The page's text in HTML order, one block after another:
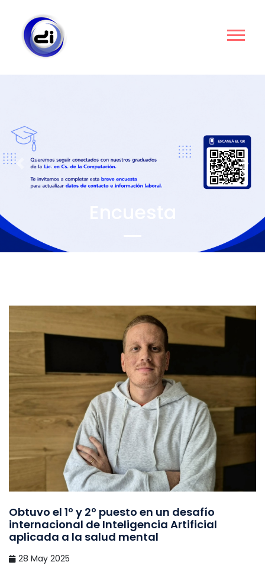
Docentes
Conectados
Previous Next
Obtuvo el 1º y 2º puesto en un desafío
internacional de Inteligencia Artificial
aplicada a la salud mental
28 May 2025